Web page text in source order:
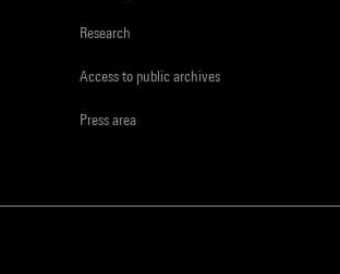
Research
Access to public archives
Press area